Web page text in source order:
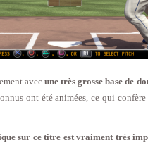
avecune très grosse base de
ont été animées, ce qui
sur ce titre est vraiment très